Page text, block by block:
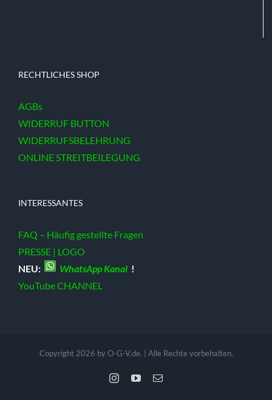
RECHTLICHES SHOP
AGBs
WIDERRUF BUTTON
WIDERRUFSBELEHRUNG
ONLINE STREITBEILEGUNG
INTERESSANTES
FAQ – Häufig gestellte Fragen
PRESSE | LOGO
NEU:
WhatsApp Kanal !
YouTube CHANNEL
Copyright 2026 by O-G-V.de. | Alle Rechte vorbehalten.
InstagramYouTube
E-